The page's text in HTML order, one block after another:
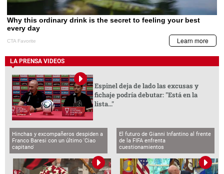
LA PRENSA VIDEOS
Espinel deja de lado las excusas y
fichaje podría debutar: "Está en la
lista..."
Hinchas y excompañeros despiden a
Franco Baresi con un último 'Ciao
capitano'
El futuro de Gianni Infantino al frente
de la FIFA enfrenta
cuestionamientos